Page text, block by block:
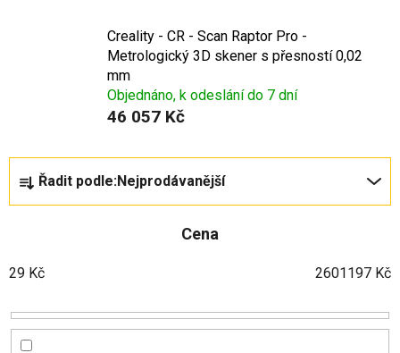
Creality - CR - Scan Raptor Pro -
Metrologický 3D skener s přesností 0,02
mm
Objednáno, k odeslání do 7 dní
46 057 Kč
n
í
p
r
Řadit podle:Nejprodávanější
Cena
29 Kč 2601197 Kč